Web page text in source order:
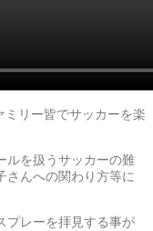
ミリー皆でサッカーを楽
ルを扱うサッカーの難
さんへの関わり方等に
プレーを拝見する事が